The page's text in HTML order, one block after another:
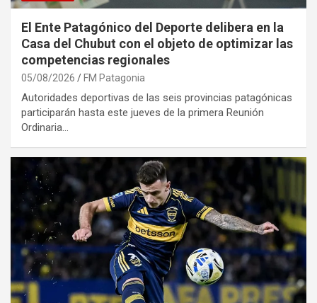
El Ente Patagónico del Deporte delibera en la
Casa del Chubut con el objeto de optimizar las
competencias regionales
05/08/2026 FM Patagonia
Autoridades deportivas de las seis provincias patagónicas
participarán hasta este jueves de la primera Reunión
Ordinaria…